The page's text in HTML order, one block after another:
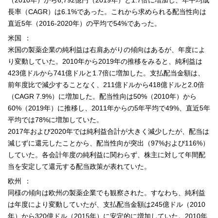
長率（CAGR）は6.1%であった。これから求められる配当性向は
直近5年（2016-2020年）の平均で54%であった。
米国
米国の製薬企業の純利益は右肩あがりの傾向はあるが、年度によ
り変動していた。2010年から2019年の推移をみると、純利益は
423億ドルから741億ドルと1.7倍に増加した。支払配当金額は、
前年度比で減少することなく、211億ドルから418億ドルと2.0倍
（CAGR 7.9%）に増加した。配当性向は50%（2010年）から
60%（2019年）に推移し、2011年からの5年平均で49%、直近5年
平均では78%に増加していた。
2017年および2020年では純利益合計が大きく減少したが、配当は
減じずに還元したことから、配当性向が突出（97%および116%）
していた。各会計年度の純利益に関わらず、株主に対して年間配
当を安定して還元する配当政策が表れていた。
欧州
同様の傾向は欧州の製薬企業でも観察された。すなわち、純利益
は年度により変動していたが、支払配当金額は245億ドル（2010
年）から320億ドル（2015年）に安定的に増加していた。2010年